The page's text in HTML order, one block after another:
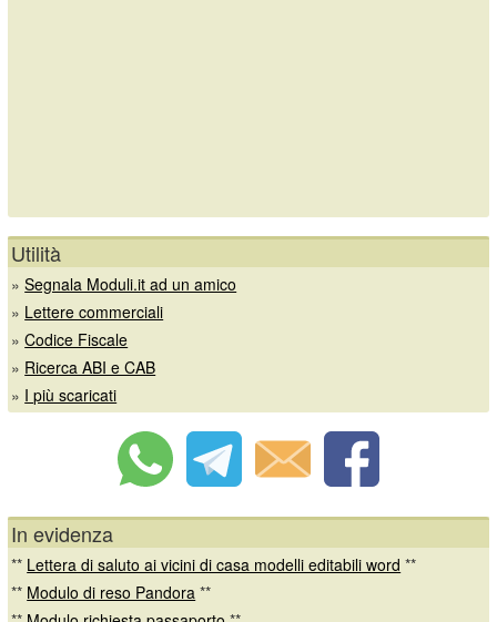
Utilità
»Segnala Moduli.it ad un amico
» Lettere commerciali
»Codice Fiscale
» Ricerca ABI e CAB
» I più scaricati
In evidenza
** Lettera di saluto ai vicini di casa modelli editabili word **
** Modulo di reso Pandora **